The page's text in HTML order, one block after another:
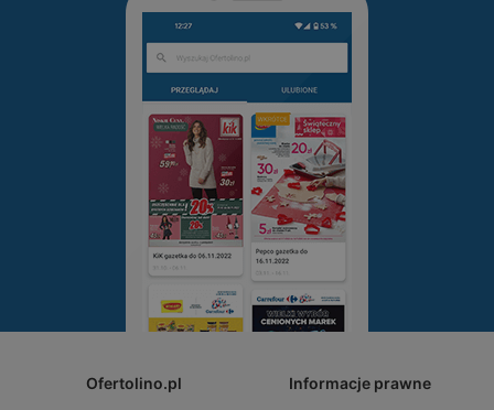
Ofertolino.pl Informacje prawne